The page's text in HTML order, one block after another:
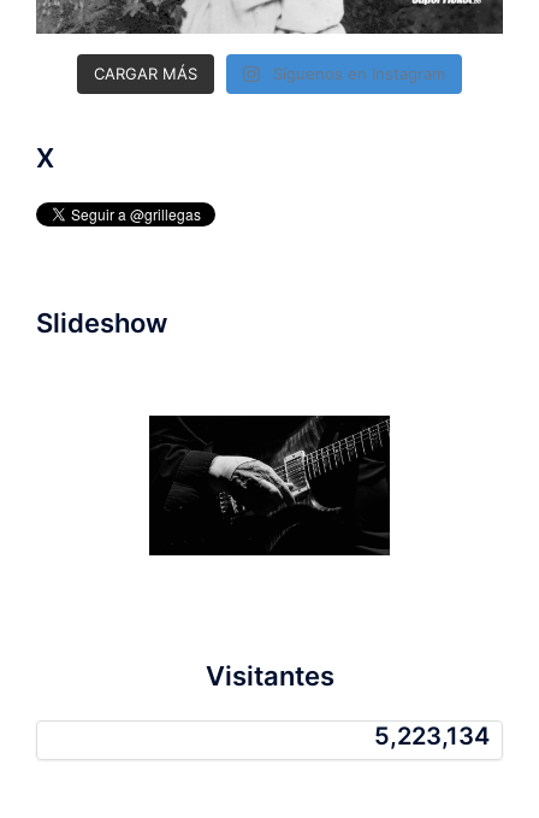
CARGAR MÁS Síguenos en Instagram
X
Slideshow
Visitantes
5,223,134
5,223,134